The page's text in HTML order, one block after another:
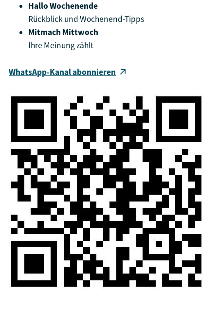
Hallo Wochenende
Rückblick und Wochenend-Tipps
Mitmach Mittwoch
Ihre Meinung zählt
WhatsApp-Kanal abonnieren